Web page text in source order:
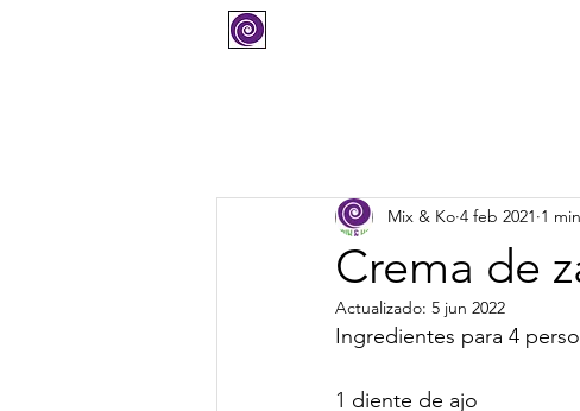
Crema de
Mix & Ko 4 feb 2021 1
Actualizado: 5 jun 2022
Ingredientes para 4
1 diente de ajo